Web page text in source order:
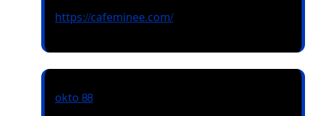
https://cafeminee.com/
okto 88